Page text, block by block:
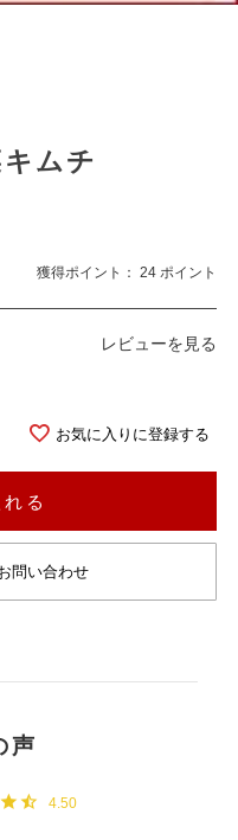
キムチ
獲得ポイント： 24 ポイント
レビューを見る
お気に入りに登録する
る
問い合わせ
4.50